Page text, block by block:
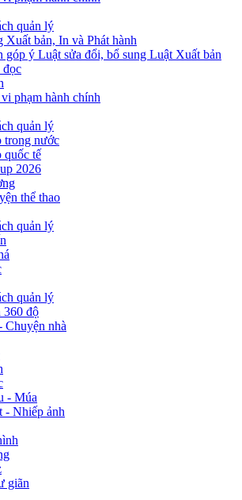
quản lý
Xuất bản, In và Phát hành
góp ý Luật sửa đổi, bổ sung Luật Xuất bản
đọc
phạm hành chính
quản lý
trong nước
quốc tế
2026
thể thao
quản lý
quản lý
360 độ
Chuyện nhà
- Múa
- Nhiếp ảnh
giãn